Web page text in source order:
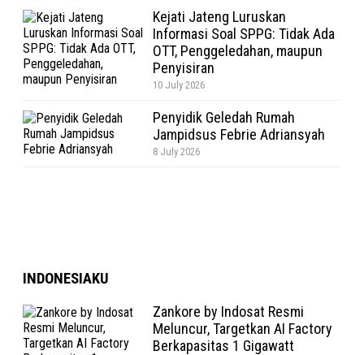
Kejati Jateng Luruskan
Informasi Soal SPPG: Tidak Ada
OTT, Penggeledahan, maupun
Penyisiran
10 July 2026
Penyidik Geledah Rumah
Jampidsus Febrie Adriansyah
8 July 2026
INDONESIAKU
Zankore by Indosat Resmi
Meluncur, Targetkan AI Factory
Berkapasitas 1 Gigawatt